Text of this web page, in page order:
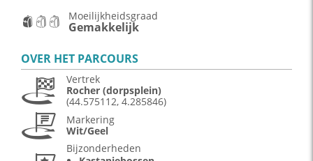
Moeilijkheidsgraad
Gemakkelijk
OVER HET PARCOURS
Vertrek
Rocher (dorpsplein)
(44.575112, 4.285846)
Markering
Wit/Geel
Bijzonderheden